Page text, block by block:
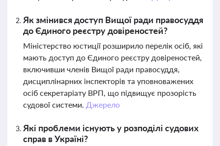
Як змінився доступ Вищої ради правосуддя
до Єдиного реєстру довіреностей?
Міністерство юстиції розширило перелік осіб, які
мають доступ до Єдиного реєстру довіреностей,
включивши членів Вищої ради правосуддя,
дисциплінарних інспекторів та уповноважених
осіб секретаріату ВРП, що підвищує прозорість
судової системи. Джерело
Які проблеми існують у розподілі судових
справ в Україні?